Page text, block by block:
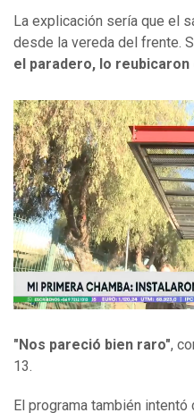
La explicación sería que el
desde la vereda del frente.
el paradero, lo
"Nos pareció bien raro",
13.
El programa también